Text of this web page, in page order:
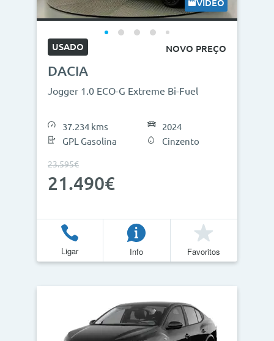
VÍDEO
USADO NOVO PREÇO
DACIA
Jogger 1.0 ECO-G Extreme Bi-Fuel
37.234 kms
GPL Gasolina
2024
Cinzento
23.595€
21.490€
Ligar Info Favoritos